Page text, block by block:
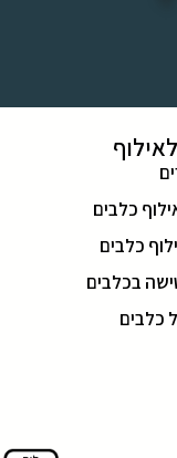
כלבים
כלבים
בכלבים
כלבים